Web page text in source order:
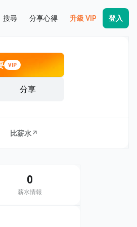
搜尋 分享心得 升級 VIP 登入
VIP
分享
比薪水↗
0
薪水情報